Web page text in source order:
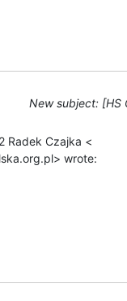
New subject: [HS
Radek Czajka <
wrote: